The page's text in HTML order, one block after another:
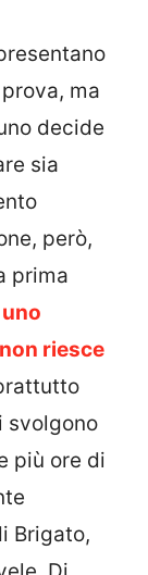
ma
decide
sia
però,
prima
riesce
svolgono
più ore di
Brigato,